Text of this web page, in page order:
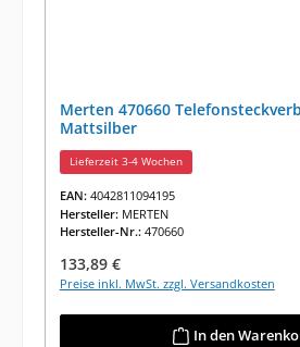
Merten 470660
Mattsilber
Lieferzeit 3-4 Wochen
EAN: 4042811094195
Hersteller: MERTEN
Hersteller-Nr.: 470660
Regulärer Preis:
133,89 €
Preise inkl. MwSt. zzgl. Versandkosten
In den